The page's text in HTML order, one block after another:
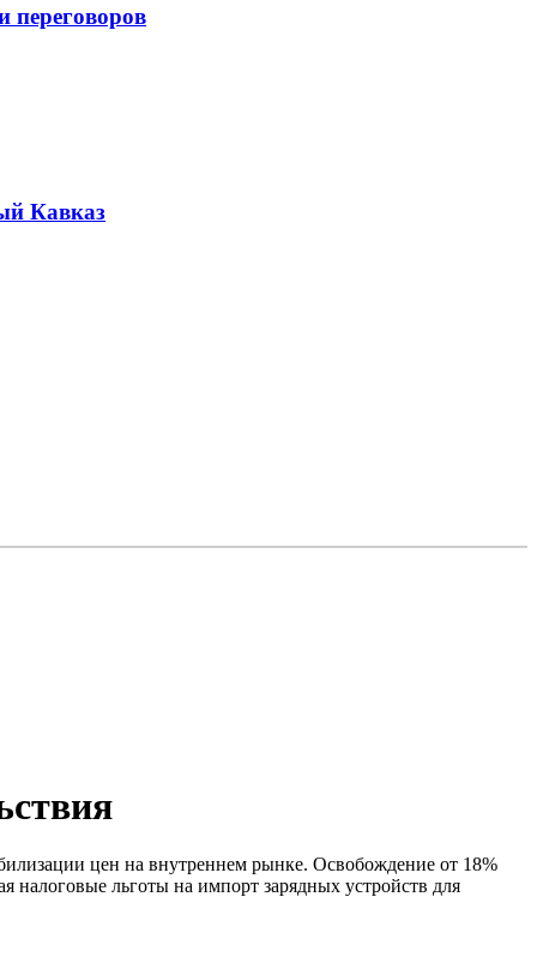
переговоров
Кавказ
цен на внутреннем рынке. Освобождение от 18%
льготы на импорт зарядных устройств для